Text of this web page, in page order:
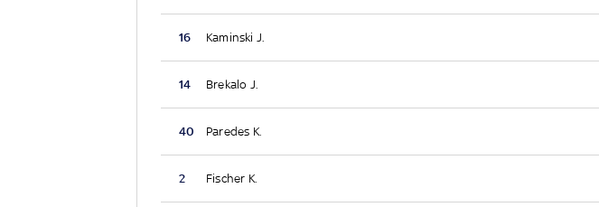
16 Kaminski J.
14 Brekalo J.
40 Paredes K.
2 Fischer K.